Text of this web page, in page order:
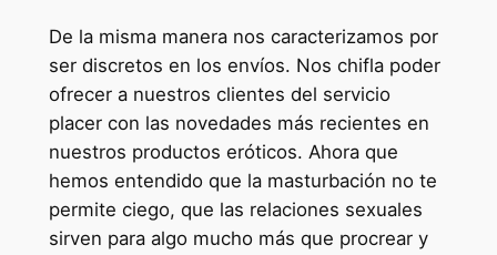
De la misma manera nos caracterizamos por
ser discretos en los envíos. Nos chifla poder
ofrecer a nuestros clientes del servicio
placer con las novedades más recientes en
nuestros productos eróticos. Ahora que
hemos entendido que la masturbación no te
permite ciego, que las relaciones sexuales
sirven para algo mucho más que procrear y